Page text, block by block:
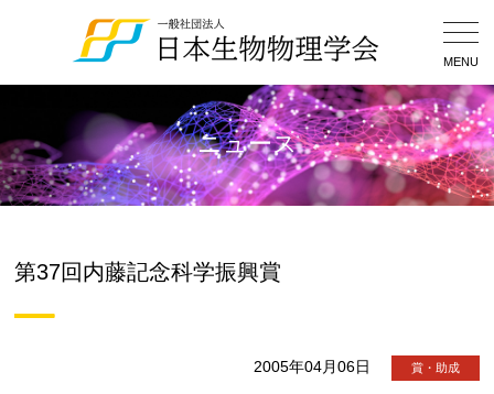
MENU
ニュース
第37回内藤記念科学振興賞
2005年04月06日 賞・助成